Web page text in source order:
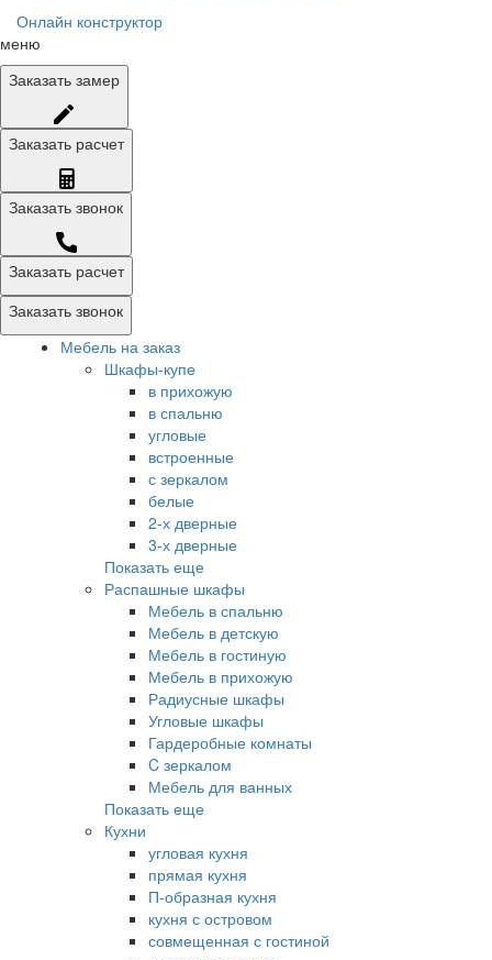
Онлайн конструктор
меню
Заказать замер
Заказать расчет
Заказать звонок
Заказать расчет
Заказать звонок
Мебель на заказ
Шкафы-купе
в прихожую
в спальню
угловые
встроенные
с зеркалом
белые
2-х дверные
3-х дверные
Показать еще
Распашные шкафы
Мебель в спальню
Мебель в детскую
Мебель в гостиную
Мебель в прихожую
Радиусные шкафы
Угловые шкафы
Гардеробные комнаты
C зеркалом
Мебель для ванных
Показать еще
Кухни
угловая кухня
прямая кухня
П-образная кухня
кухня с островом
совмещенная с гостиной